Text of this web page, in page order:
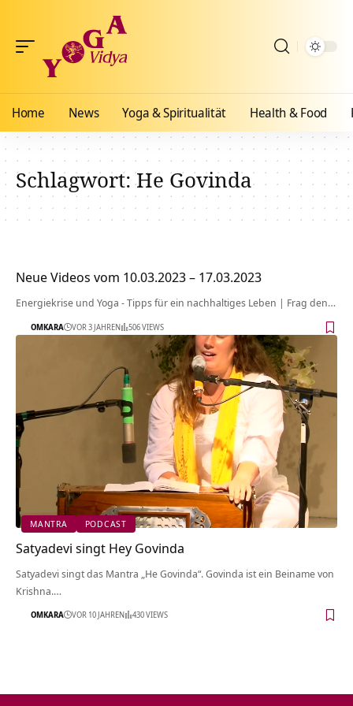
Home News Yoga & Spiritualität Health & Food
Schlagwort:He Govinda
Neue Videos vom 10.03.2023 – 17.03.2023
Energiekrise und Yoga - Tipps für ein nachhaltiges Leben | Frag den…
OMKARA VOR 3 JAHREN 506 VIEWS
MANTRA PODCAST
Satyadevi singt Hey Govinda
Satyadevi singt das Mantra „He Govinda“. Govinda ist ein Beiname von
Krishna.…
OMKARA VOR 10 JAHREN 430 VIEWS